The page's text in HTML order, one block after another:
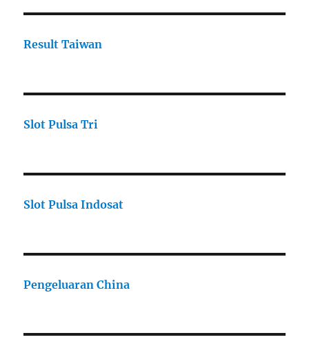
Result Taiwan
Slot Pulsa Tri
Slot Pulsa Indosat
Pengeluaran China